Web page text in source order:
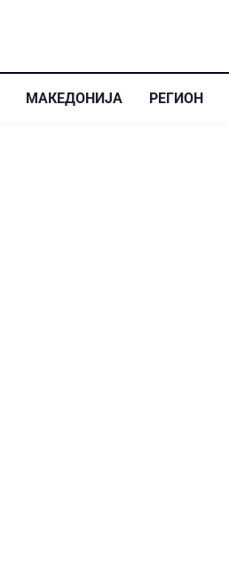
МАКЕДОНИЈА РЕГИОН